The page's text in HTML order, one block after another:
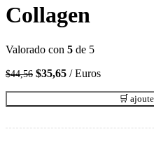
Collagen
Valorado con 5 de 5
$44,56 El
era:
$35,65El
es:
Euros
🛒